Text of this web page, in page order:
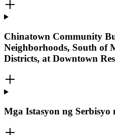
Chinatown Community
Neighborhoods, South of
Districts, at Downtown
Mga Istasyon ng Serbisyo